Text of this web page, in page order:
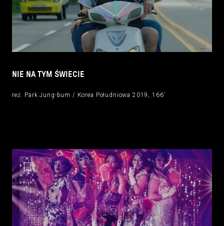
NIE NA TYM ŚWIECIE
reż. Park Jung-bum / Korea Południowa 2019, 166’